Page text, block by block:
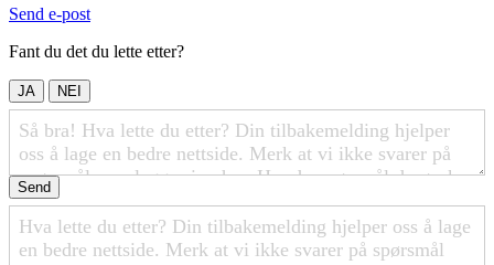
Send e-post
Fant du det du lette etter?
JA NEI
Send